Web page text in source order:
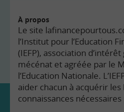
À propos
Le site
l’Institut pour l’Education
(IEFP), association
mécénat et agréée par le
l’Education Nationale.
aider chacun à acquérir les
connaissances nécessaires